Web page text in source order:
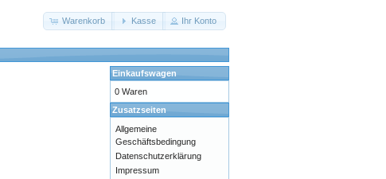
Warenkorb Kasse Ihr Konto
Einkaufswagen
0 Waren
Zusatzseiten
Allgemeine
Geschäftsbedingung
Datenschutzerklärung
Impressum